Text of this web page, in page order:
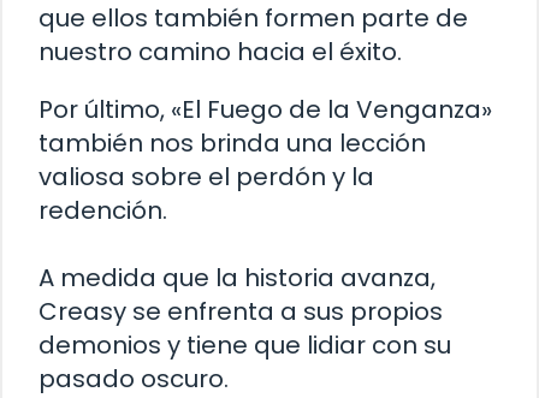
que ellos también formen parte de
nuestro camino hacia el éxito.
Por último, «El Fuego de la Venganza»
también nos brinda una lección
valiosa sobre el perdón y la
redención.
A medida que la historia avanza,
Creasy se enfrenta a sus propios
demonios y tiene que lidiar con su
pasado oscuro.